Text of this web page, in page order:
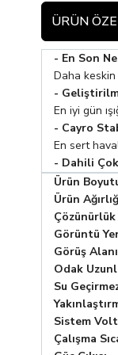
ÜRÜN
- En Son
Daha
-
En iyi gün
- Cayro
En sert
- Dahili
Ürün
Ürün
Çözünürlük
Görüntü
Görüş Alanı
Odak
Su
Sistem
Çalışma